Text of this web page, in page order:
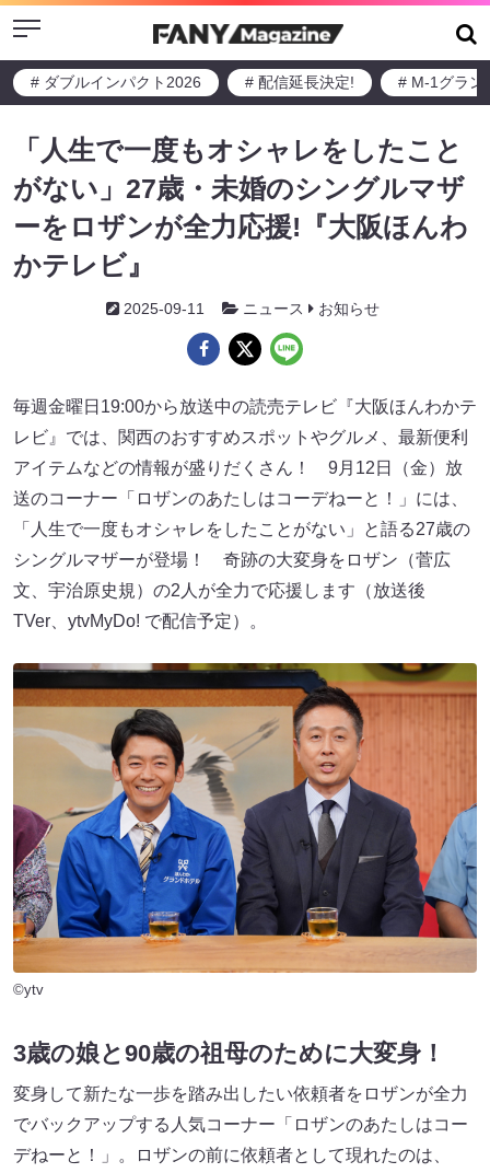
Menu
# ダブルインパクト2026 # 配信延長決定! # M-1グラン
「人生で一度もオシャレをしたこと
がない」27歳・未婚のシングルマザ
ーをロザンが全力応援!『大阪ほんわ
かテレビ』
2025-09-11 ニュース お知らせ
毎週金曜日19:00から放送中の読売テレビ『大阪ほんわかテ
レビ』では、関西のおすすめスポットやグルメ、最新便利
アイテムなどの情報が盛りだくさん！ 9月12日（金）放
送のコーナー「ロザンのあたしはコーデねーと！」には、
「人生で一度もオシャレをしたことがない」と語る27歳の
シングルマザーが登場！ 奇跡の大変身をロザン（菅広
文、宇治原史規）の2人が全力で応援します（放送後
TVer、ytvMyDo! で配信予定）。
©ytv
3歳の娘と90歳の祖母のために大変身！
変身して新たな一歩を踏み出したい依頼者をロザンが全力
でバックアップする人気コーナー「ロザンのあたしはコー
デねーと！」。ロザンの前に依頼者として現れたのは、